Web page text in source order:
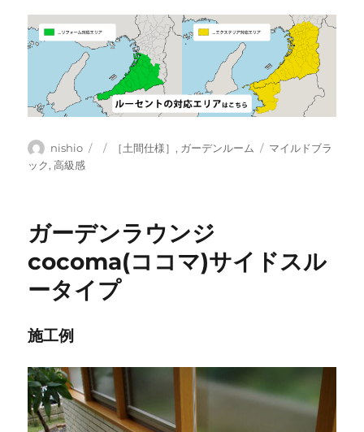
投
稿
nishio
投
カ［土間仕様］ , ガーデンルーム
タ
マイルドブラ
ック,高級感
ガーデンラウンジ
cocoma(ココマ)サイドスル
ータイプ
施工例